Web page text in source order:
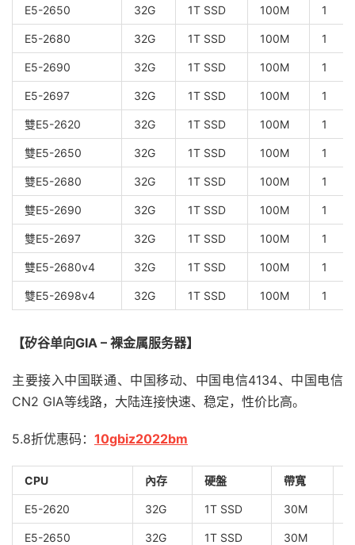
E5-2650 32G 1T SSD 100M 1
E5-2680 32G 1T SSD 100M 1
E5-2690 32G 1T SSD 100M 1
E5-2697 32G 1T SSD 100M 1
雙E5-2620 32G 1T SSD 100M 1
雙E5-2650 32G 1T SSD 100M 1
雙E5-2680 32G 1T SSD 100M 1
雙E5-2690 32G 1T SSD 100M 1
雙E5-2697 32G 1T SSD 100M 1
雙E5-2680v4 32G 1T SSD 100M 1
雙E5-2698v4 32G 1T SSD 100M 1
【矽谷单向GIA – 裸金属服务器】
主要接入中国联通、中国移动、中国电信4134、中国电信
CN2 GIA等线路，大陆连接快速、稳定，性价比高。
5.8折优惠码： 10gbiz2022bm
CPU 內存 硬盤 帶寬
E5-2620 32G 1T SSD 30M
E5-2650 32G 1T SSD 30M